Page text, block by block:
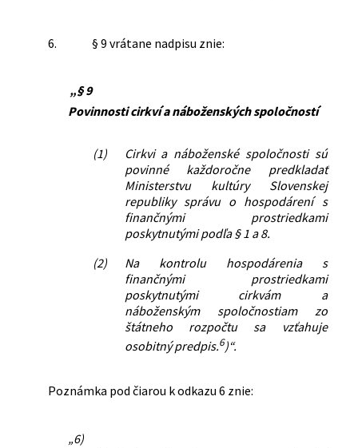
6. § 9 vrátane nadpisu znie:
„§ 9
Povinnosti cirkví a náboženských spoločností
(1)
Cirkvi a náboženské spoločnosti sú
povinné každoročne predkladať
Ministerstvu kultúry Slovenskej
republiky správu o hospodárení s
finančnými prostriedkami
poskytnutými podľa § 1 a 8.
(2)
Na kontrolu hospodárenia s
finančnými prostriedkami
poskytnutými cirkvám a
náboženským spoločnostiam zo
štátneho rozpočtu sa vzťahuje
osobitný predpis.6)“.
Poznámka pod čiarou k odkazu 6 znie:
„6)